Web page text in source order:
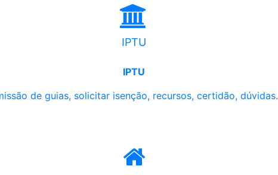
IPTU
IPTU
de guias, solicitar isenção, recursos, certidão, dúvidas.